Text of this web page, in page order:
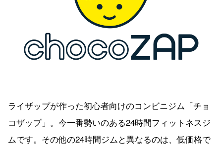
ライザップが作った初心者向けのコンビニジム「チョ
コザップ」。今一番勢いのある24時間フィットネスジ
ムです。その他の24時間ジムと異なるのは、低価格で